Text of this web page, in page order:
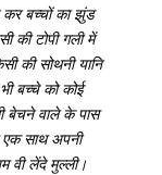
बच्चों का झुंड
की टोपी गली में
की सोथनी यानि
बच्चे को कोई
बेचने वाले के पास
साथ अपनी
वी लेंदे मुल्ली।